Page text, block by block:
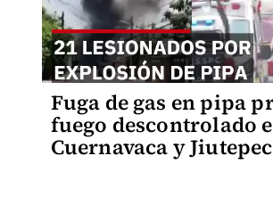
Fuga de gas en pipa
fuego descontrolado
Cuernavaca y Jiutepec